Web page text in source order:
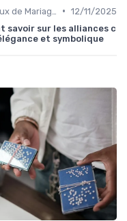
• 12/11/2025
savoir sur les alliances c
et symbolique